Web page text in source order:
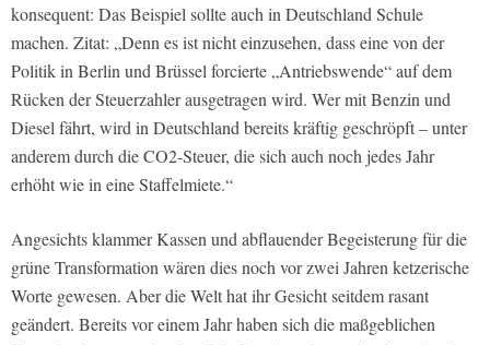
konsequent: Das Beispiel sollte auch in Deutschland Schule
machen. Zitat: „Denn es ist nicht einzusehen, dass eine von der
Politik in Berlin und Brüssel forcierte „Antriebswende“ auf dem
Rücken der Steuerzahler ausgetragen wird. Wer mit Benzin und
Diesel fährt, wird in Deutschland bereits kräftig geschröpft – unter
anderem durch die CO2-Steuer, die sich auch noch jedes Jahr
erhöht wie in eine Staffelmiete.“
Angesichts klammer Kassen und abflauender Begeisterung für die
grüne Transformation wären dies noch vor zwei Jahren ketzerische
Worte gewesen. Aber die Welt hat ihr Gesicht seitdem rasant
geändert. Bereits vor einem Jahr haben sich die maßgeblichen